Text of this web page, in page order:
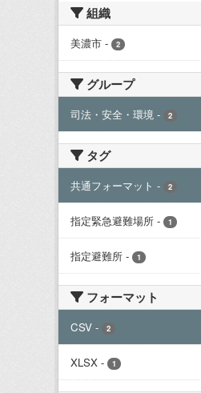
組織
美濃市 - 2
グループ
司法・安全・環境 - 2
タグ
共通フォーマット - 2
指定緊急避難場所 - 1
指定避難所 - 1
フォーマット
CSV - 2
XLSX - 1